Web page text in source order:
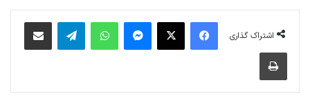
اشتراک گذاری
فیس بوک پیام رسان واتس آپ